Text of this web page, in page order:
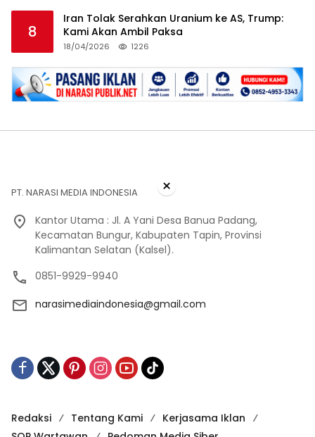
8
Iran Tolak Serahkan Uranium ke AS, Trump:
Kami Akan Ambil Paksa
18/04/2026 1226
PT. NARASI MEDIA INDONESIA
Kantor Utama : Jl. A Yani Desa Banua Padang,
Kecamatan Bungur, Kabupaten Tapin, Provinsi
Kalimantan Selatan (Kalsel).
0851-9929-9940
narasimediaindonesia@gmail.com
Redaksi Tentang Kami
Kerjasama Iklan
×